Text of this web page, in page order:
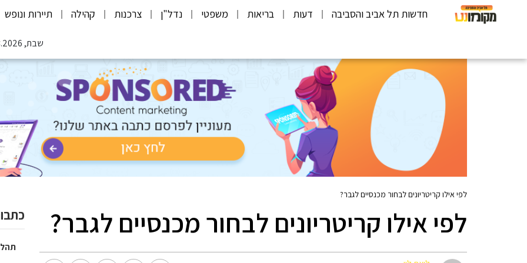
חדשות תל אביב והסביבה דעות בריאות משפטי נדל"ן צרכנות קהילה תיירות ונופש
שבת, 08.08.2026
לפי אילו קריטריונים לבחור מכנסיים לגבר?
לפי אילו קריטריונים לבחור מכנסיים לגבר?